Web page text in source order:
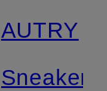
AUTRY
Sneaker